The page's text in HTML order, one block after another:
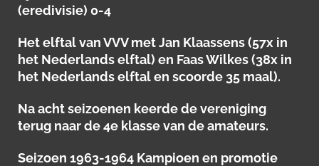
(eredivisie) 0-4
Het elftal van VVV met Jan Klaassens (57x in
het Nederlands elftal) en Faas Wilkes (38x in
het Nederlands elftal en scoorde 35 maal).
Na acht seizoenen keerde de vereniging
terug naar de 4e klasse van de amateurs.
Seizoen 1963-1964 Kampioen en promotie